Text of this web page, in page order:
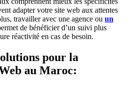
adapter votre site web aux attentes
travailler avec une agence ou un
de bénéficier d’un suivi plus
réactivité en cas de besoin.
pour la
au Maroc: